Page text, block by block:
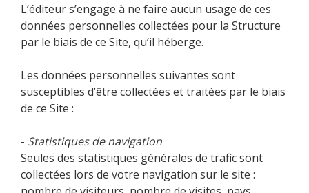
L’éditeur s’engage à ne faire aucun usage de ces
données personnelles collectées pour la Structure
par le biais de ce Site, qu’il héberge.
Les données personnelles suivantes sont
susceptibles d’être collectées et traitées par le biais
de ce Site :
- Statistiques de navigation
Seules des statistiques générales de trafic sont
collectées lors de votre navigation sur le site :